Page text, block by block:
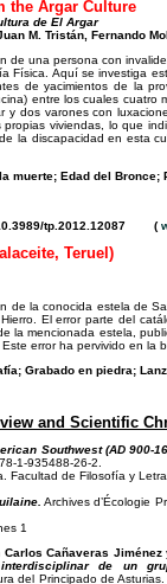
the Argar Culture
de El Argar
M. Tristán, Fernando
de una persona con
Física. Aquí se investiga
de yacimientos de la
entre los cuales cuatro
dos varones con
viviendas, lo que
la discapacidad en esta
muerte; Edad del
tp.2012.12087 (
Teruel)
de la conocida estela de
El error parte del
la mencionada estela,
error ha pervivido en la
Grabado en piedra;
and Scientific
Southwest (AD 900-
1-935488-26-2.
Facultad de Filosofía y
Archives d’Écologie
1
Cañaveras Jiménez
de un
del Principado de